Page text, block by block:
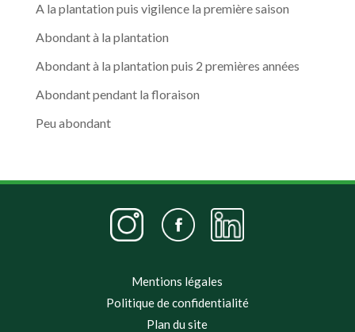
A la plantation puis vigilence la première saison
Abondant à la plantation
Abondant à la plantation puis 2 premières années
Abondant pendant la floraison
Peu abondant
Mentions légales
Politique de confidentialité
Plan du site